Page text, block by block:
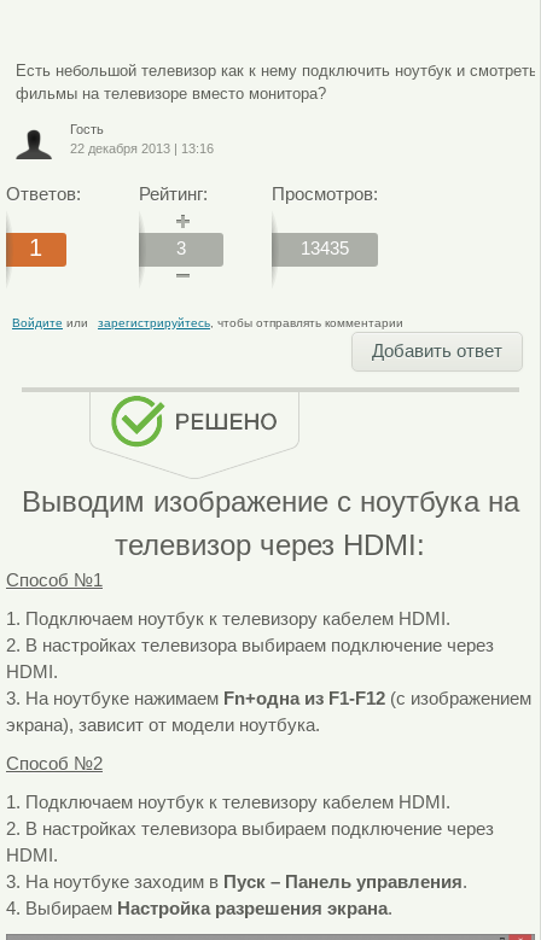
Есть небольшой телевизор как к нему подключить ноутбук и смотреть
фильмы на телевизоре вместо монитора?
Гость
22 декабря 2013| 13:16
Ответов:
1
Рейтинг:
3
Просмотров:
13435
Войдите или зарегистрируйтесь, чтобы отправлять комментарии
Добавить ответ
Выводим изображение с ноутбука на
телевизор через HDMI:
Способ №1
1. Подключаем ноутбук к телевизору кабелем HDMI.
2. В настройках телевизора выбираем подключение через
HDMI.
3. На ноутбуке нажимаем Fn+одна из F1-F12(с изображением
экрана), зависит от модели ноутбука.
Способ №2
1. Подключаем ноутбук к телевизору кабелем HDMI.
2. В настройках телевизора выбираем подключение через
HDMI.
3. На ноутбуке заходим в Пуск – Панель управления.
4. Выбираем Настройка разрешения экрана.